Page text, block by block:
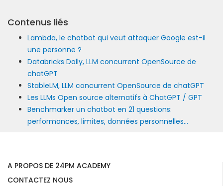
Contenus liés
Lambda, le chatbot qui veut attaquer Google est-il
une personne ?
Databricks Dolly, LLM concurrent OpenSource de
chatGPT
StableLM, LLM concurrent OpenSource de chatGPT
Les LLMs Open source alternatifs à ChatGPT / GPT
Benchmarker un chatbot en 21 questions:
performances, limites, données personnelles...
A PROPOS DE 24PM ACADEMY
CONTACTEZ NOUS